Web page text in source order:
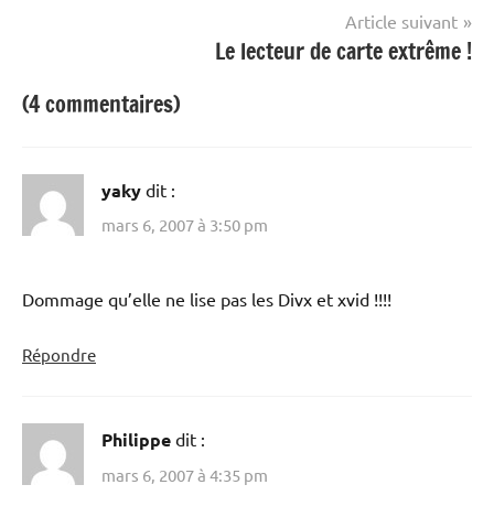
Article suivant
Le lecteur de carte extrême !
(4 commentaires)
yaky dit :
mars 6, 2007 à 3:50 pm
Dommage qu’elle ne lise pas les Divx et xvid !!!!
Répondre
Philippe dit :
mars 6, 2007 à 4:35 pm